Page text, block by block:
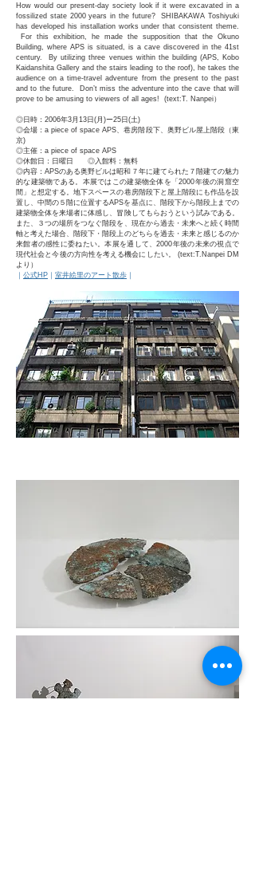
How would our present-day society look if it were excavated in a
fossilized state 2000 years in the future? SHIBAKAWA Toshiyuki
has developed his installation works under that consistent theme.
For this exhibition, he made the supposition that the Okuno
Building, where APS is situated, is a cave discovered in the 41st
century. By utilizing three venues within the building (APS, Kobo
Kaidanshita Gallery and the stairs leading to the roof), he takes the
audience on a time-travel adventure from the present to the past
and to the future. Don’t miss the adventure into the cave that will
prove to be amusing to viewers of all ages! (text:T. Nanpei）
◎日時：2006年3月13日(月)ー25日(土)
◎会場：a piece of space APS、巷房階段下、奥野ビル屋上階段（東
京)
◎主催：a piece of space APS
◎休館日：日曜日 ◎入館料：無料
◎内容：APSのある奥野ビルは昭和７年に建てられた７階建ての魅力
的な建築物である。本展ではこの建築物全体を「2000年後の洞窟空
間」と想定する。地下スペースの巷房階段下と屋上階段にも作品を設
置し、中間の５階に位置するAPSを基点に、階段下から階段上までの
建築物全体を来場者に体感し、冒険してもらおうという試みである。
また、３つの場所をつなぐ階段を、現在から過去・未来へと続く時間
軸と考えた場合、階段下・階段上のどちらを過去・未来と感じるのか
来館者の感性に委ねたい。本展を通して、2000年後の未来の視点で
現代社会と今後の方向性を考える機会にしたい。 (text:T.Nanpei DM
より）
｜ 公式HP ｜ 室井絵里のアート散歩 ｜